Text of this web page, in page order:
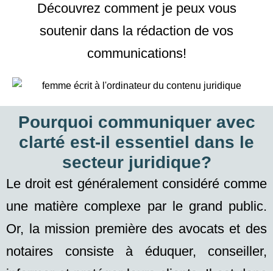
Découvrez comment je peux vous
soutenir dans la rédaction de vos
communications!
Pourquoi communiquer avec
clarté est-il essentiel dans le
secteur juridique?
Le droit est généralement considéré comme
une matière complexe par le grand public.
Or, la mission première des avocats et des
notaires consiste à éduquer, conseiller,